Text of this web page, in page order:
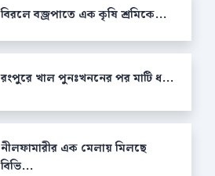
বিরলে বজ্রপাতে এক কৃষি শ্রমিকে...
রংপুরে খাল পুনঃখননের পর মাটি ধ...
নীলফামারীর এক মেলায় মিলছে
বিভি...